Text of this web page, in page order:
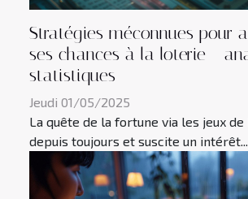
Stratégies méconnues pour
ses chances à la loterie -
statistiques
Jeudi 01/05/2025
La quête de la fortune via les jeux de
depuis toujours et suscite un intérêt...